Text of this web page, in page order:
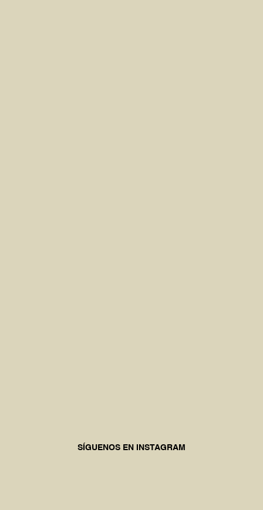
SÍGUENOS EN INSTAGRAM